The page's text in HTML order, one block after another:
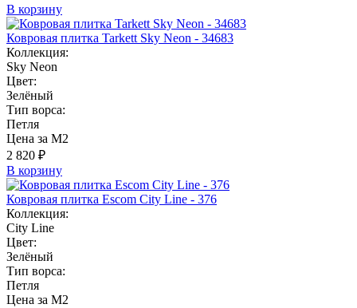
В корзину
Ковровая плитка Tarkett Sky Neon - 34683
Коллекция:
Sky Neon
Цвет:
Зелёный
Тип ворса:
Петля
Цена за М2
2 820 ₽
В корзину
Ковровая плитка Escom City Line - 376
Коллекция:
City Line
Цвет:
Зелёный
Тип ворса:
Петля
Цена за М2